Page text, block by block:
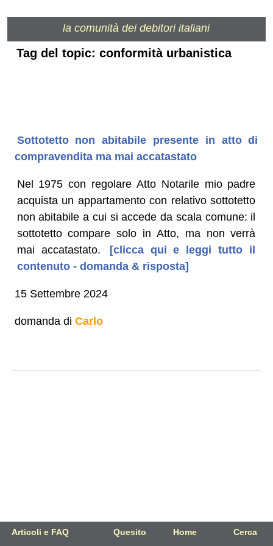
la comunità dei debitori italiani
Articoli e FAQ Quesito Home Cerca
Tag del topic: conformità urbanistica
Sottotetto non abitabile presente in atto di
compravendita ma mai accatastato
Nel 1975 con regolare Atto Notarile mio padre
acquista un appartamento con relativo sottotetto
non abitabile a cui si accede da scala comune: il
sottotetto compare solo in Atto, ma non verrà
mai accatastato.
[clicca qui e leggi tutto il
contenuto - domanda & risposta]
15 Settembre 2024
domanda di Carlo